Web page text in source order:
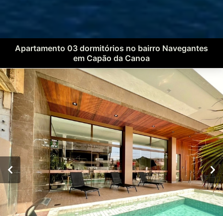
Apartamento 03 dormitórios no bairro Navegantes
em Capão da Canoa